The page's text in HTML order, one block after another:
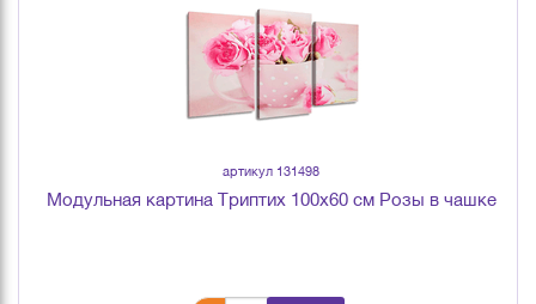
артикул 131498
Модульная картина Триптих 100х60 см Розы в чашке